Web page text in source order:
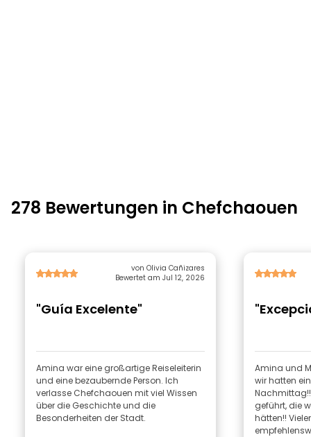
278 Bewertungen in Chefchaouen
von Olivia Cañizares
Bewertet am Jul 12, 2026
"Guía Excelente"
Amina war eine großartige Reiseleiterin
und eine bezaubernde Person. Ich
verlasse Chefchaouen mit viel Wissen
über die Geschichte und die
Besonderheiten der Stadt.
Amina und
wir hatten
geführt, die
hätten!!